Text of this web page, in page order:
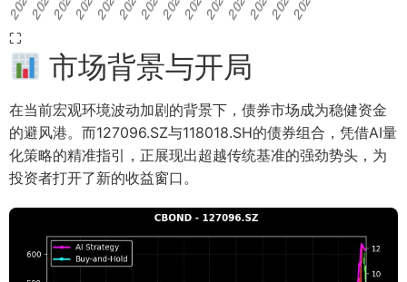
⛶
市场背景与开局
在当前宏观环境波动加剧的背景下，债券市场成为稳健资金
的避风港。而127096.SZ与118018.SH的债券组合，凭借AI量
化策略的精准指引，正展现出超越传统基准的强劲势头，为
投资者打开了新的收益窗口。